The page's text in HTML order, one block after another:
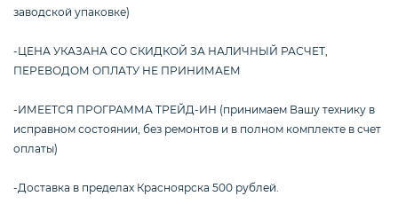
заводской упаковке)
-ЦЕНА УКАЗАНА СО СКИДКОЙ ЗА НАЛИЧНЫЙ РАСЧЕТ,
ПЕРЕВОДОМ ОПЛАТУ НЕ ПРИНИМАЕМ
-ИМЕЕТСЯ ПРОГРАММА ТРЕЙД-ИН (принимаем Вашу технику в
исправном состоянии, без ремонтов и в полном комплекте в счет
оплаты)
-Доставка в пределах Красноярска 500 рублей.